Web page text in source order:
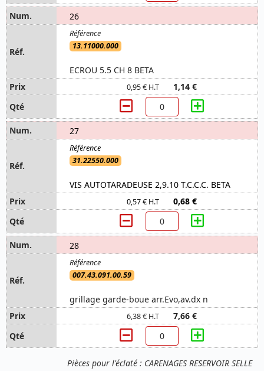
Pièces pour l'éclaté : CARENAGES RESERVOIR SELLE
26
13.11000.000
ECROU 5.5 CH 8 BETA
0,95 € H.T 1,14 €
27
31.22550.000
VIS AUTOTARADEUSE 2,9.10 T.C.C.C. BETA
0,57 € H.T 0,68 €
28
007.43.091.00.59
grillage garde-boue arr.Evo,av.dx n
6,38 € H.T 7,66 €